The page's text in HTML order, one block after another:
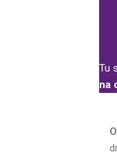
Tu
na